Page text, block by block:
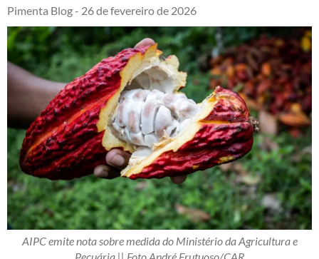
Pimenta Blog - 26 de fevereiro de 2026
AIPC emite nota sobre medida do Ministério da Agricultura e